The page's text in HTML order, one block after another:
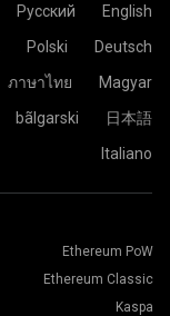
English
Русский
Deutsch
Polski
Magyar
ภาษาไทย
日本語
bãlgarski
Italiano
Ethereum PoW
Ethereum Classic
Kaspa